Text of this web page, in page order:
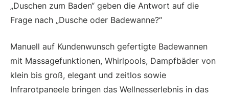
„Duschen zum Baden“ geben die Antwort auf die
Frage nach „Dusche oder Badewanne?“
Manuell auf Kundenwunsch gefertigte Badewannen
mit Massagefunktionen, Whirlpools, Dampfbäder von
klein bis groß, elegant und zeitlos sowie
Infrarotpaneele bringen das Wellnesserlebnis in das